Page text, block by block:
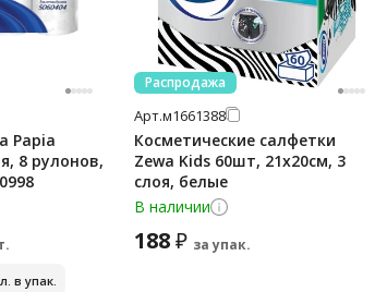
Papia
8 рулонов,
в упак.
Распродажа
Арт.м1661388
Косметические салфетки
Zewa Kids 60шт, 21х20см, 3
слоя, белые
В наличии
188₽ за упак.